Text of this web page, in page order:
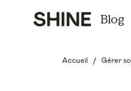
Blog
Accueil / Gérer